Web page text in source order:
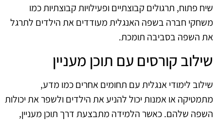
שיח פתוח, תרגולים קבוצתיים ופעילויות קבוצתיות כמו
משחקי חברה בשפה האנגלית מעודדים את הילדים לתרגל
את השפה בסביבה תומכת.
שילוב קורסים עם תוכן מעניין
שילוב לימודי אנגלית עם תחומים אחרים כמו מדע,
מתמטיקה או אמנות יכול להניע את הילדים ולשפר את יכולות
השפה שלהם. כאשר הלמידה מתבצעת דרך תוכן מעניין,